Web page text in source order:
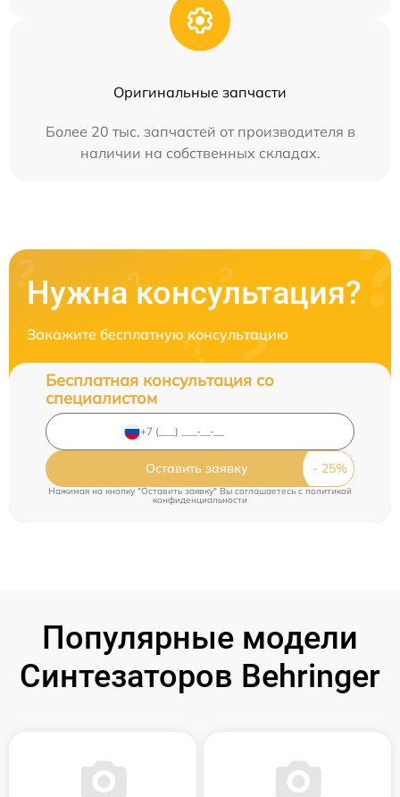
Оригинальные запчасти
Более 20 тыс. запчастей от производителя в
наличии на собственных складах.
Нужна консультация?
Закажите бесплатную консультацию
Бесплатная консультация со
специалистом
Оставить заявку
Нажимая на кнопку "Оставить заявку" Вы соглашаетесь cполитикой
конфиденциальности
Популярные модели
Синтезаторов Behringer